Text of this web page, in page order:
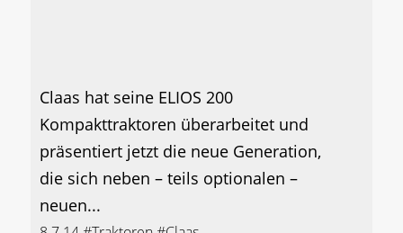
Claas hat seine ELIOS 200
Kompakttraktoren überarbeitet und
präsentiert jetzt die neue Generation,
die sich neben – teils optionalen –
neuen...